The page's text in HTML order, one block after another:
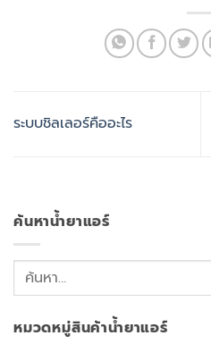
ระบบชิลเลอร์คืออะไร
ค้นหาน้ำยาแอร์
หมวดหมู่สินค้าน้ำยาแอร์